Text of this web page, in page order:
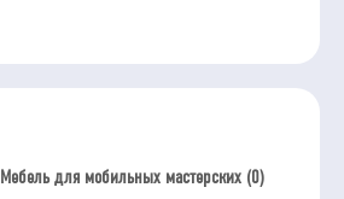
Мебель для мобильных мастерских (0)